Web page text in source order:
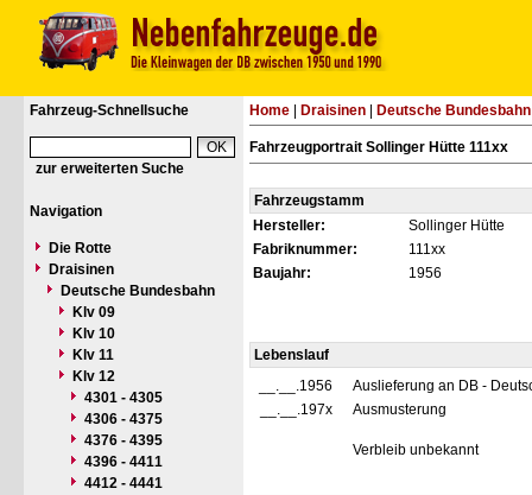
Fahrzeug-Schnellsuche
zur erweiterten Suche
Navigation
Die Rotte
Draisinen
Deutsche Bundesbahn
Klv 09
Klv 10
Klv 11
Klv 12
4301 - 4305
4306 - 4375
4376 - 4395
4396 - 4411
4412 - 4441
Home Draisinen Deutsche Bundesbahn
Fahrzeugportrait Sollinger Hütte 111xx
Fahrzeugstamm
Hersteller:
Sollinger Hütte
Fabriknummer:
111xx
Baujahr:
1956
Lebenslauf
__.__.1956
Auslieferung an DB -
__.__.197x
Ausmusterung
Verbleib unbekannt